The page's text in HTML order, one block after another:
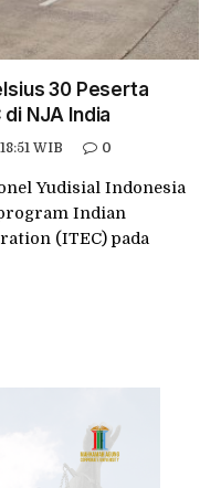
30 Peserta
NJA India
WIB 0
Yudisial Indonesia
Indian
(ITEC) pada